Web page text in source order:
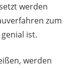
werden
zum
ist.
werden